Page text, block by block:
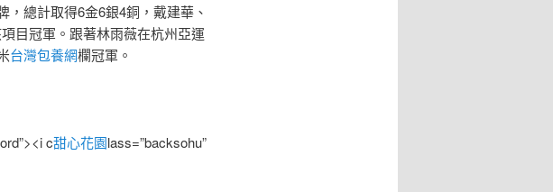
總計取得6金6銀4銅，戴建華、
目冠軍。跟著林雨薇在杭州亞運
台灣包養網欄冠軍。
c甜心花園lass=”backsohu”